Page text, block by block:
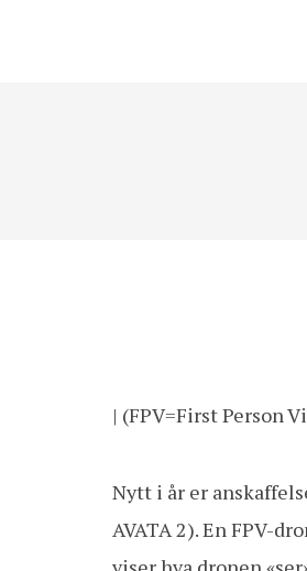
| (FPV=First Person
Nytt i år er
AVATA 2). En FPV-